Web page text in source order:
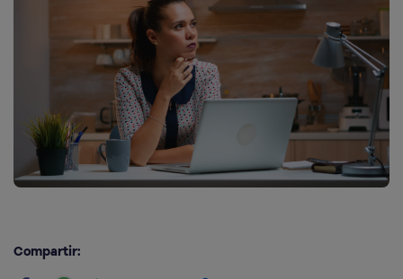
Compartir: